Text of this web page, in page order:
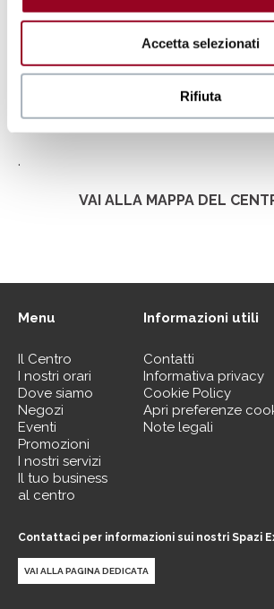
Accetta selezionati
Rifiuta
.
VAI ALLA MAPPA DEL
Menu
Il Centro
I nostri orari
Dove siamo
Negozi
Eventi
Promozioni
I nostri servizi
Il tuo business
al centro
Informazioni utili
Contatti
Informativa privacy
Cookie Policy
Apri preferenze
Note legali
Contattaci per informazioni sui nostri Spazi
VAI ALLA PAGINA DEDICATA